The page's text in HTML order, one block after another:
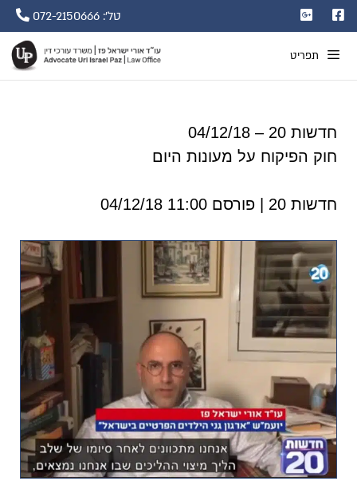
טל': 072-2150666
תפריט
חדשות 20 – 04/12/18
חוק הפיקוח על מעונות היום
חדשות 20 | פורסם 11:00 04/12/18